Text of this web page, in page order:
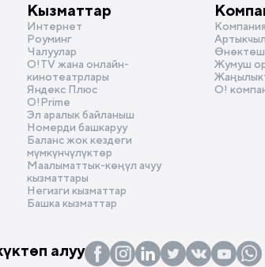
Кызматтар
Интернет
Роуминг
Чалуулар
О!TV жана онлайн-
кинотеатрлары
Яндекс Плюс
O!Prime
Эл аралык байланыш
Номерди башкаруу
Баланс жок кездеги
мүмкүнчүлүктөр
Маалыматтык-көңүл ачуу
кызматтары
Негизги кызматтар
Башка кызматтар
Жумуш
О!
алуу